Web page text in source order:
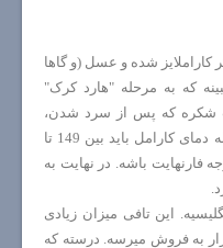
شده و عسل (و گاها
که به مرحله "هارد کرک"
شکره که پس از سرد شدن،
کارامل سخت خواهد بود.) در این مرحله دمای کارامل باید بین 149 تا
سانتیگراد و یا 300 تا 310 درجه فارنهایت باشه. در نهایت به
این تافی میزان زیادی
به فروش میرسه. درسته که